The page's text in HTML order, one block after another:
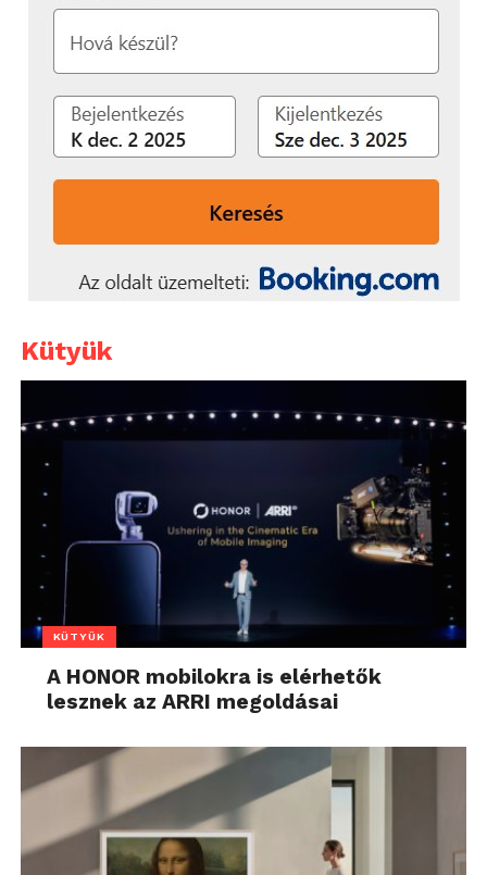
Kütyük
KÜTYÜK
A HONOR mobilokra is elérhetők
lesznek az ARRI megoldásai